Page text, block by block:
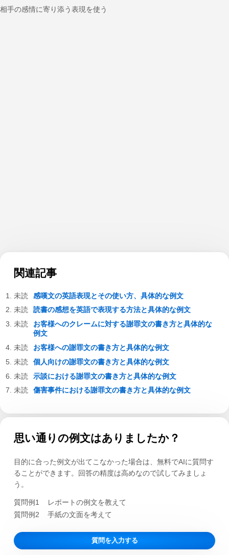
相手の感情に寄り添う表現を使う
関連記事
感嘆文の英語表現とその使い方、具体的な例文
読書の感想を英語で表現する方法と具体的な例文
お客様へのクレームに対する謝罪文の書き方と具体的な
例文
お客様への謝罪文の書き方と具体的な例文
個人向けの謝罪文の書き方と具体的な例文
示談における謝罪文の書き方と具体的な例文
傷害事件における謝罪文の書き方と具体的な例文
思い通りの例文はありましたか？
目的に合った例文が出てこなかった場合は、無料でAIに質問す
ることができます。回答の精度は高めなので試してみましょ
う。
質問例1
レポートの例文を教えて
質問例2
手紙の文面を考えて
質問を入力する